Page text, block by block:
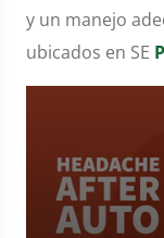
y un manejo
ubicados en SE